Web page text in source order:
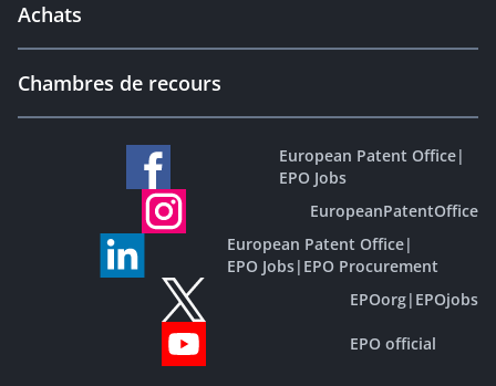
Achats
Chambres de recours
European Patent Office|
EPO Jobs
EuropeanPatentOffice
European Patent Office|
EPO Jobs| EPO Procurement
EPOorg| EPOjobs
EPO official